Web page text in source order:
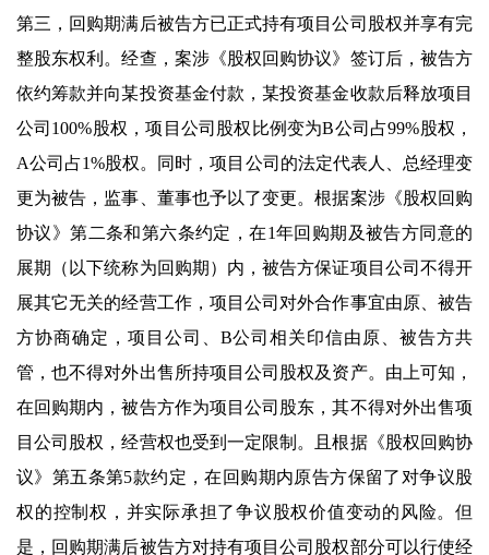
第三，回购期满后被告方已正式持有项目公司股权并享有完
整股东权利。经查，案涉《股权回购协议》签订后，被告方
依约筹款并向某投资基金付款，某投资基金收款后释放项目
公司100%股权，项目公司股权比例变为B公司占99%股权，
A公司占1%股权。同时，项目公司的法定代表人、总经理变
更为被告，监事、董事也予以了变更。根据案涉《股权回购
协议》第二条和第六条约定，在1年回购期及被告方同意的
展期（以下统称为回购期）内，被告方保证项目公司不得开
展其它无关的经营工作，项目公司对外合作事宜由原、被告
方协商确定，项目公司、B公司相关印信由原、被告方共
管，也不得对外出售所持项目公司股权及资产。由上可知，
在回购期内，被告方作为项目公司股东，其不得对外出售项
目公司股权，经营权也受到一定限制。且根据《股权回购协
议》第五条第5款约定，在回购期内原告方保留了对争议股
权的控制权，并实际承担了争议股权价值变动的风险。但
是，回购期满后被告方对持有项目公司股权部分可以行使经